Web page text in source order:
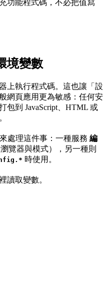
功能程式碼，不必把值寫
境變數
上執行程式碼。這也讓「設
網頁應用更為敏感：任何安
包到 JavaScript、HTML 或
處理這件事：一種服務 編
瀏覽器與模式），另一種則
時使用。
讀取變數。